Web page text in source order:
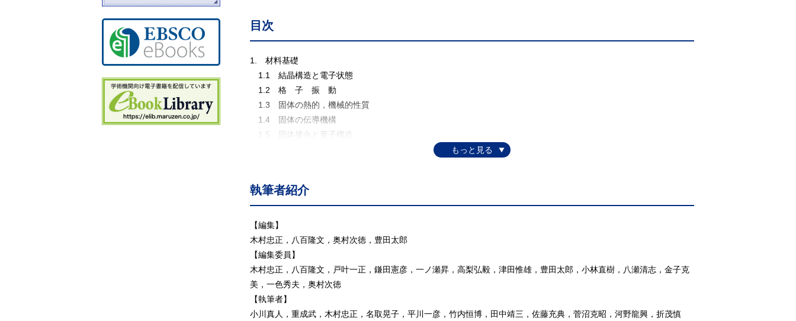
目次
1. 材料基礎
1.1 結晶構造と電子状態
1.2 格 子 振 動
1.3 固体の熱的，機械的性質
1.4 固体の伝導機構
1.5 固体接合と量子構造
2.3 抵 抗 材 料
2.4 接点および接続材料
2.5 IC関連金属材料
2.6 電池・ 燃料電池材料
2.7 形状記憶合金
3. 半導体材料
3.1 半導体材料総論
3.2 元素半導体およびシリコン系半導体
3.3 Ⅲ-Ⅴ族化合物半導体
執筆者紹介
【編集】
木村忠正，八百隆文，奥村次徳，豊田太郎
【編集委員】
木村忠正，八百隆文，戸叶一正，鎌田憲彦，一ノ瀬昇，高梨弘毅，津田惟雄，豊田太郎，小林直樹，八瀬清志，金子克
美，一色秀夫，奥村次徳
【執筆者】
小川真人，重成武，木村忠正，名取晃子，平川一彦，竹内恒博，田中靖三，佐藤充典，菅沼克昭，河野龍興，折茂慎